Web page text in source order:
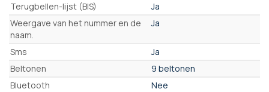
Terugbellen-lijst (BIS)
Ja
Weergave van het nummer en de
naam.
Ja
Sms
Ja
Beltonen
9 beltonen
Bluetooth
Nee